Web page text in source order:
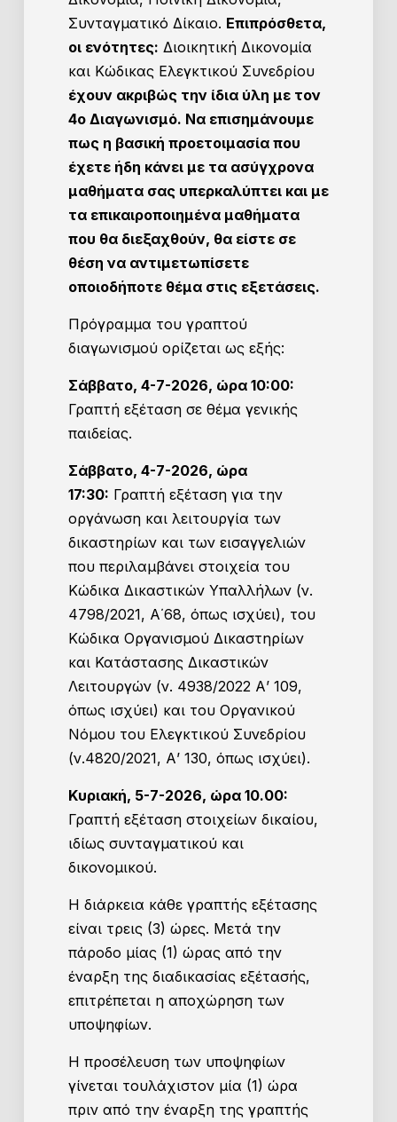
Συνταγματικό Δίκαιο. Επιπρόσθετα,
οι ενότητες: Διοικητική Δικονομία
και Κώδικας Ελεγκτικού Συνεδρίου
έχουν ακριβώς την ίδια ύλη με τον
4ο Διαγωνισμό. Να επισημάνουμε
πως η βασική προετοιμασία που
έχετε ήδη κάνει με τα ασύγχρονα
μαθήματα σας υπερκαλύπτει και με
τα επικαιροποιημένα μαθήματα
που θα διεξαχθούν, θα είστε σε
θέση να αντιμετωπίσετε
οποιοδήποτε θέμα στις εξετάσεις.
Πρόγραμμα του γραπτού
διαγωνισμού ορίζεται ως εξής:
Σάββατο, 4-7-2026, ώρα 10:00:
Γραπτή εξέταση σε θέμα γενικής
παιδείας.
Σάββατο, 4-7-2026, ώρα
17:30: Γραπτή εξέταση για την
οργάνωση και λειτουργία των
δικαστηρίων και των εισαγγελιών
που περιλαμβάνει στοιχεία του
Κώδικα Δικαστικών Υπαλλήλων (ν.
4798/2021, Α΄68, όπως ισχύει), του
Κώδικα Οργανισμού Δικαστηρίων
και Κατάστασης Δικαστικών
Λειτουργών (ν. 4938/2022 Α’ 109,
όπως ισχύει) και του Οργανικού
Νόμου του Ελεγκτικού Συνεδρίου
(ν.4820/2021, Α’ 130, όπως ισχύει).
Κυριακή, 5-7-2026, ώρα 10.00:
Γραπτή εξέταση στοιχείων δικαίου,
ιδίως συνταγματικού και
δικονομικού.
Η διάρκεια κάθε γραπτής εξέτασης
είναι τρεις (3) ώρες. Μετά την
πάροδο μίας (1) ώρας από την
έναρξη της διαδικασίας εξέτασής,
επιτρέπεται η αποχώρηση των
υποψηφίων.
Η προσέλευση των υποψηφίων
γίνεται τουλάχιστον μία (1) ώρα
πριν από την έναρξη της γραπτής